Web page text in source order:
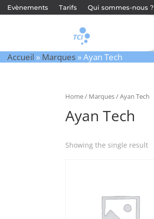
Evènements Tarifs Qui sommes-nous ?
Accueil » Marques »Ayan Tech
Home/ Marques/ Ayan Tech
Ayan Tech
Showing the single result